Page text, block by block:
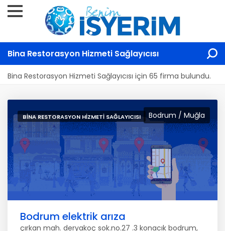
Bina Restorasyon Hizmeti Sağlayıcısı
Bina Restorasyon Hizmeti Sağlayıcısı için 65 firma bulundu.
Bodrum / Muğla
BINA RESTORASYON HIZMETI SAĞLAYICISI
Bodrum elektrik arıza
çırkan mah. deryakoç sok.no.27 .3 konacık bodrum,